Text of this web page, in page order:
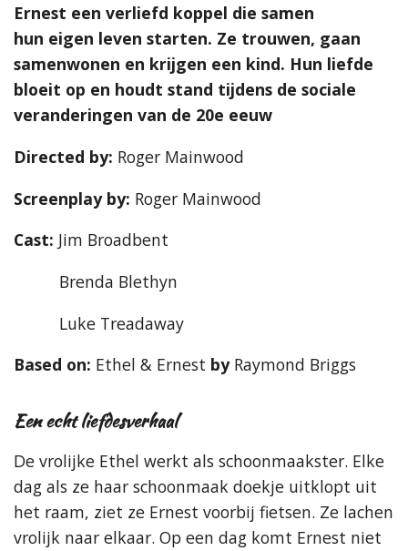
Ernest een verliefd koppel die samen
hun eigen leven starten. Ze trouwen, gaan
samenwonen en krijgen een kind. Hun liefde
bloeit op en houdt stand tijdens de sociale
veranderingen van de 20e eeuw
Directed by: Roger Mainwood
Screenplay by: Roger Mainwood
Cast: Jim Broadbent
Brenda Blethyn
Luke Treadaway
Based on: Ethel & Ernest byRaymond Briggs
Een echt liefdesverhaal
De vrolijke Ethel werkt als schoonmaakster. Elke
dag als ze haar schoonmaak doekje uitklopt uit
het raam, ziet ze Ernest voorbij fietsen. Ze lachen
vrolijk naar elkaar. Op een dag komt Ernest niet